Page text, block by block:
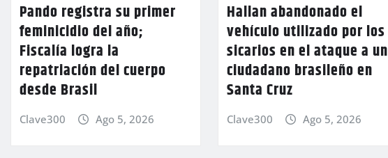
Pando registra su primer
feminicidio del año;
Fiscalía logra la
repatriación del cuerpo
desde Brasil
Clave300 Ago 5, 2026
Hallan abandonado el
vehículo utilizado por los
sicarios en el ataque a un
ciudadano brasileño en
Santa Cruz
Clave300 Ago 5, 2026